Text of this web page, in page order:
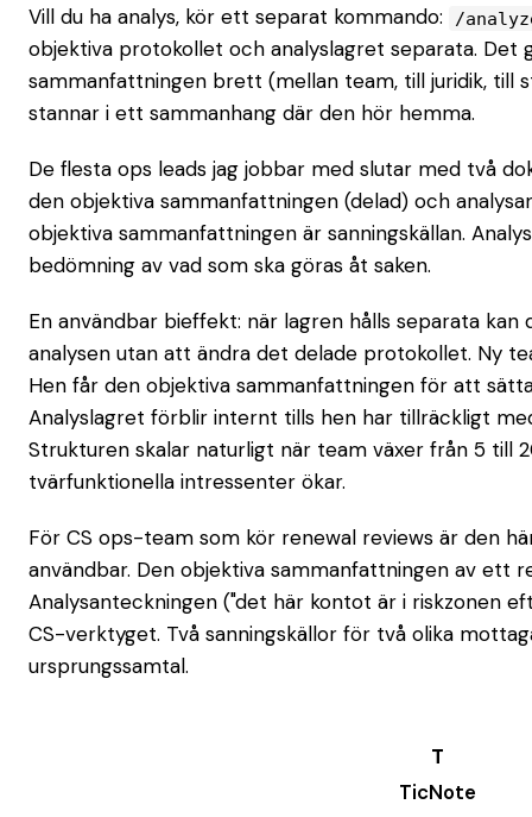
Vill du ha analys, kör ett separat kommando: /
objektiva protokollet och analyslagret separata. Det
sammanfattningen brett (mellan team, till juridik, till
stannar i ett sammanhang där den hör hemma.
De flesta ops leads jag jobbar med slutar med två
den objektiva sammanfattningen (delad) och
objektiva sammanfattningen är sanningskällan.
bedömning av vad som ska göras åt saken.
En användbar bieffekt: när lagren hålls separata
analysen utan att ändra det delade protokollet. Ny
Hen får den objektiva sammanfattningen för att
Analyslagret förblir internt tills hen har tillräckligt
Strukturen skalar naturligt när team växer från 5 till
tvärfunktionella intressenter ökar.
För CS ops-team som kör renewal reviews är den
användbar. Den objektiva sammanfattningen av ett
Analysanteckningen ("det här kontot är i riskzonen
CS-verktyget. Två sanningskällor för två olika
ursprungssamtal.
TicNote